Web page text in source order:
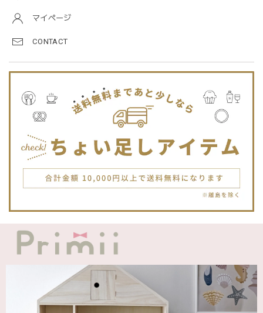
マイページ
CONTACT
プレゼントした友人がとても喜んでました。ありがとうござ
Jellycat ジェリーキャット | Bashful Tiger Huge とら ぬいぐるみ 大きいサイズ
2025/12/16
JELLYCATは特に個体差が激しいブランドなので、どんな子
が来るかいつも少し不安ですが、可愛い子が届いて良かった
です。Primiiさんでお迎えした子はみんな可愛い子なので嬉
しいです。
greige
2025/12/12
blanco ブランコ | ダブルボアブランケット ベビー double boa blanket ホワイト 無地
2025/12/09